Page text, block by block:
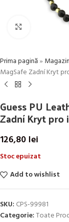
Click to
Prima pagină» Magazin
MagSafe Zadní Kryt
Guess PU
Zadní Kryt pro
126,80 lei
Stoc epuizat
Add to wishlist
SKU: CPS-99981
Categorie:Toate